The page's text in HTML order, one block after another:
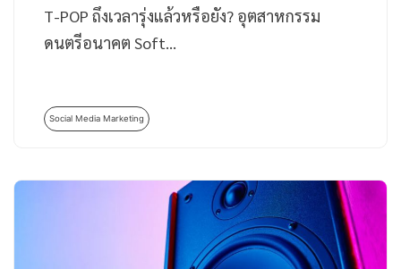
T-POP ถึงเวลารุ่งแล้วหรือยัง? อุตสาหกรรม
ดนตรีอนาคต Soft…
Social Media Marketing